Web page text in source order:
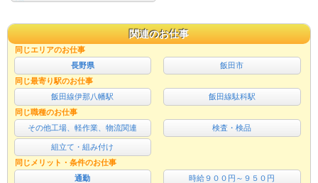
関連のお仕事
同じエリアのお仕事
長野県
飯田市
同じ最寄り駅のお仕事
飯田線伊那八幡駅
飯田線駄科駅
同じ職種のお仕事
その他工場、軽作業、物流関連
検査・検品
組立て・組み付け
同じメリット・条件のお仕事
通勤
時給９００円～９５０円